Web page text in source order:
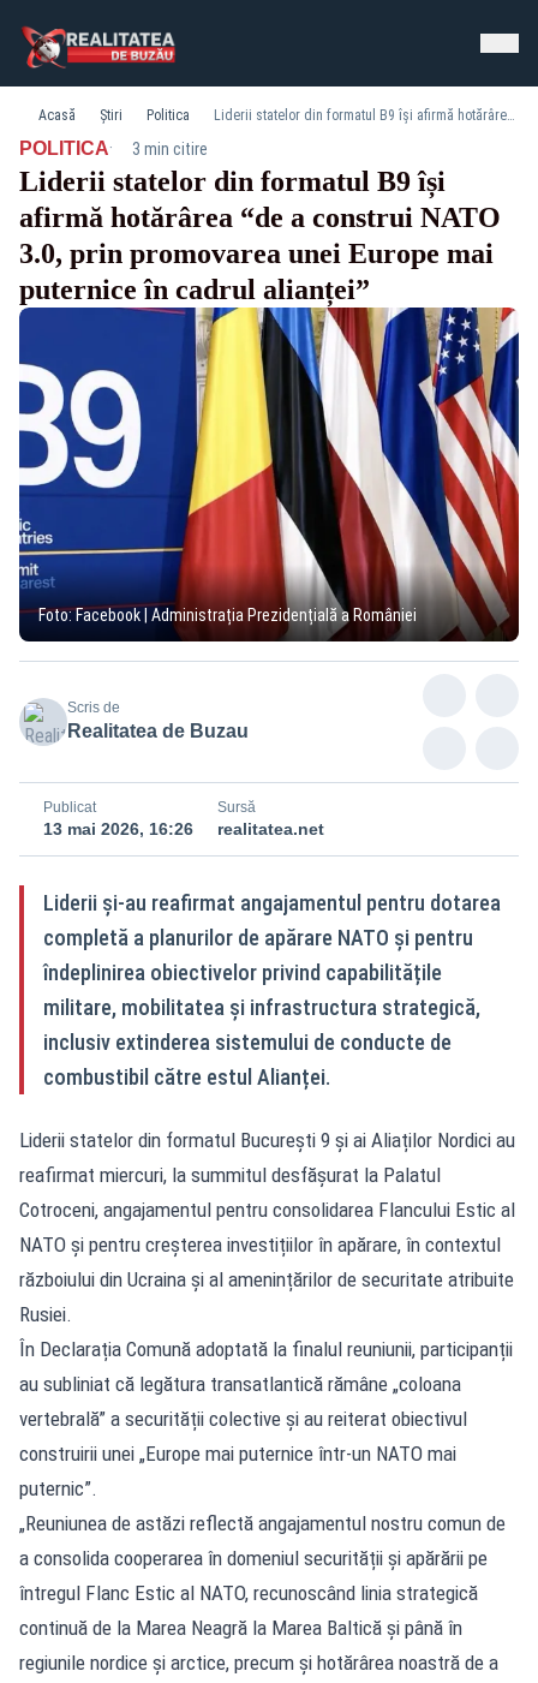
Acasă Știri Politica Liderii statelor din formatul B9 își afirmă hotărârea “de a construi NATO 3.0, prin promovarea unei Europe mai puternice în cadrul alianței”
POLITICA· 3 min citire
Liderii statelor din formatul B9 își
afirmă hotărârea “de a construi NATO
3.0, prin promovarea unei Europe mai
puternice în cadrul alianței”
Foto: Facebook | Administrația Prezidențială a României
Scris de
Realitatea de Buzau
Publicat
13 mai 2026, 16:26
Sursă
realitatea.net
Liderii și-au reafirmat angajamentul pentru dotarea
completă a planurilor de apărare NATO și pentru
îndeplinirea obiectivelor privind capabilitățile
militare, mobilitatea și infrastructura strategică,
inclusiv extinderea sistemului de conducte de
combustibil către estul Alianței.
Liderii statelor din formatul București 9 și ai Aliaților Nordici au
reafirmat miercuri, la summitul desfășurat la Palatul
Cotroceni, angajamentul pentru consolidarea Flancului Estic al
NATO și pentru creșterea investițiilor în apărare, în contextul
războiului din Ucraina și al amenințărilor de securitate atribuite
Rusiei.
În Declarația Comună adoptată la finalul reuniunii, participanții
au subliniat că legătura transatlantică rămâne „coloana
vertebrală” a securității colective și au reiterat obiectivul
construirii unei „Europe mai puternice într-un NATO mai
puternic”.
„Reuniunea de astăzi reflectă angajamentul nostru comun de
a consolida cooperarea în domeniul securității și apărării pe
întregul Flanc Estic al NATO, recunoscând linia strategică
continuă de la Marea Neagră la Marea Baltică și până în
regiunile nordice și arctice, precum și hotărârea noastră de a